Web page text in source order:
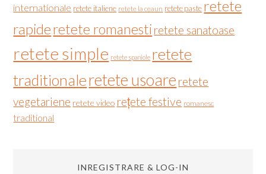
internationale retete italiene retete la ceaun retete paste retete
rapideretete romanesti retete sanatoase
retete simple retete spaniole retete
traditionaleretete usoare retete
vegetariene retete video rețete festive romanesc
traditional
INREGISTRARE & LOG-IN